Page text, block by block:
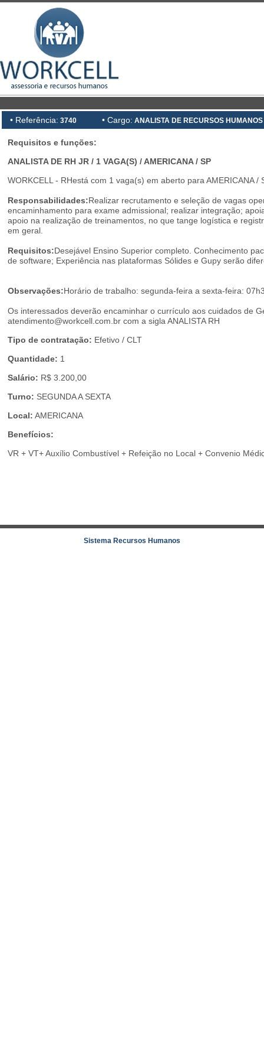
• Referência: 3740 • Cargo: ANALISTA DE RECURSOS
Requisitos e funções:
ANALISTA DE RH JR / 1 VAGA(S) / AMERICANA / SP
WORKCELL - RHestá com 1 vaga(s) em aberto para AMERICANA /
Responsabilidades:Realizar recrutamento e seleção de vagas
encaminhamento para exame admissional; realizar integração;
apoio na realização de treinamentos, no que tange logística e
em geral.
Requisitos:Desejável Ensino Superior completo. Conhecimento
de software; Experiência nas plataformas Sólides e Gupy serão
Observações:Horário de trabalho: segunda-feira a sexta-feira:
Os interessados deverão encaminhar o currículo aos cuidados de
atendimento@workcell.com.br com a sigla ANALISTA RH
Tipo de contratação: Efetivo / CLT
Quantidade: 1
Salário: R$ 3.200,00
Turno: SEGUNDA A SEXTA
Local: AMERICANA
Benefícios:
VR + VT+ Auxílio Combustível + Refeição no Local + Convenio
Sistema Recursos Humanos